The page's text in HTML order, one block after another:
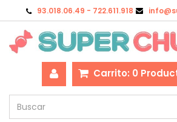
93.018.06.49 - 722.611.918
Carrito: 0